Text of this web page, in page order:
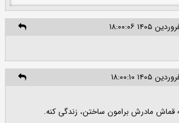
قماش مادرش برامون ساختن، زندگی کنه.